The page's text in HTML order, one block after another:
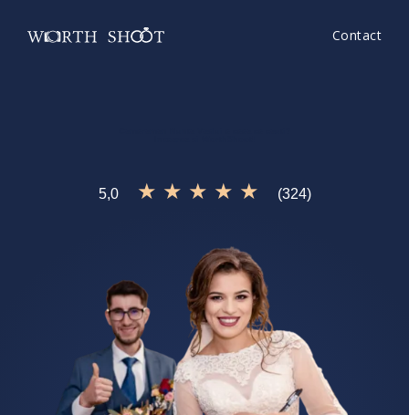
Contact
5,0 ★ ★ ★ ★ ★ (324)